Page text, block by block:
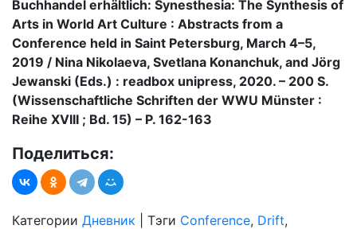
Buchhandel erhältlich: Synesthesia: The Synthesis of
Arts in World Art Culture : Abstracts from a
Conference held in Saint Petersburg, March 4–5,
2019 / Nina Nikolaeva, Svetlana Konanchuk, and Jörg
Jewanski (Eds.) : readbox unipress, 2020. – 200 S.
(Wissenschaftliche Schriften der WWU Münster :
Reihe XVIII ; Bd. 15) – P. 162-163
Поделиться:
Категории Дневник Тэги Conference, Drift,